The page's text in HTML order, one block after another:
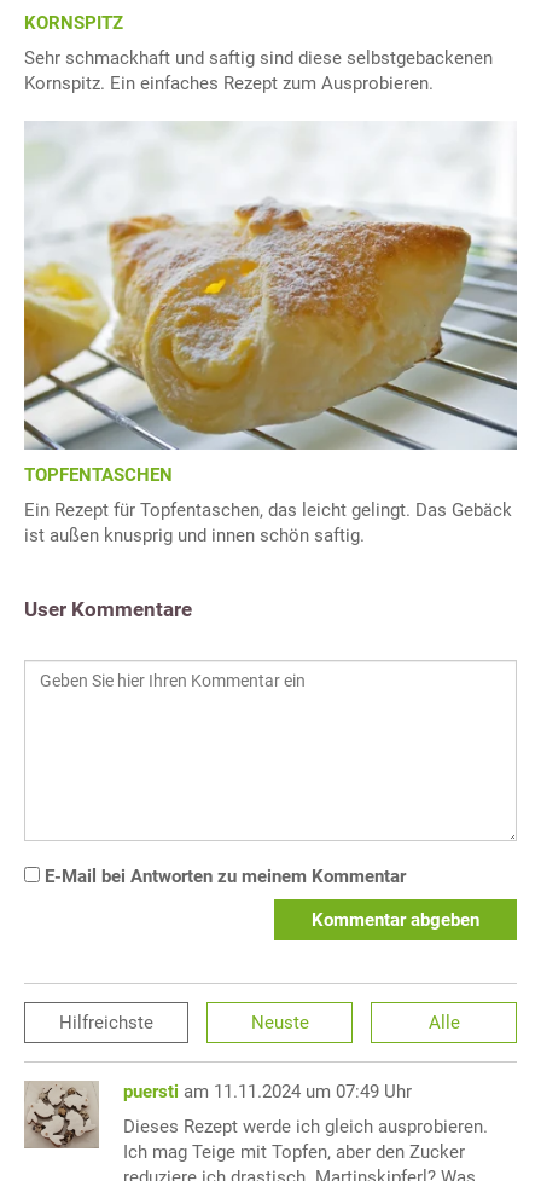
KORNSPITZ
Sehr schmackhaft und saftig sind diese selbstgebackenen
Kornspitz. Ein einfaches Rezept zum Ausprobieren.
TOPFENTASCHEN
Ein Rezept für Topfentaschen, das leicht gelingt. Das Gebäck
ist außen knusprig und innen schön saftig.
User Kommentare
E-Mail bei Antworten zu meinem Kommentar
Kommentar abgeben
Hilfreichste Neuste Alle
puersti am 11.11.2024 um 07:49 Uhr
Dieses Rezept werde ich gleich ausprobieren.
Ich mag Teige mit Topfen, aber den Zucker